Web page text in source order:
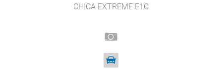
CHICA EXTREME E1C